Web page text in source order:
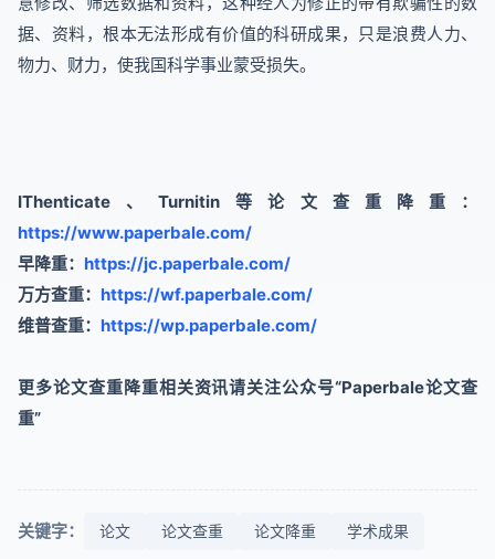
据、资料，根本无法形成有价值的科研成果，只是浪费人力、
物力、财力，使我国科学事业蒙受损失。
IThenticate、Turnitin等论文查重降重：
https://www.paperbale.com/
早降重： https://jc.paperbale.com/
万方查重： https://wf.paperbale.com/
维普查重： https://wp.paperbale.com/
更多论文查重降重相关资讯请关注公众号“Paperbale论文查
重”
关键字： 论文 论文查重 论文降重 学术成果